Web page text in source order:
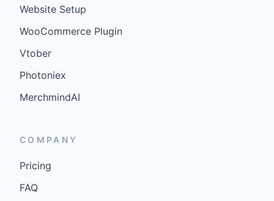
Website Setup
WooCommerce Plugin
Vtober
Photoniex
MerchmindAI
COMPANY
Pricing
FAQ